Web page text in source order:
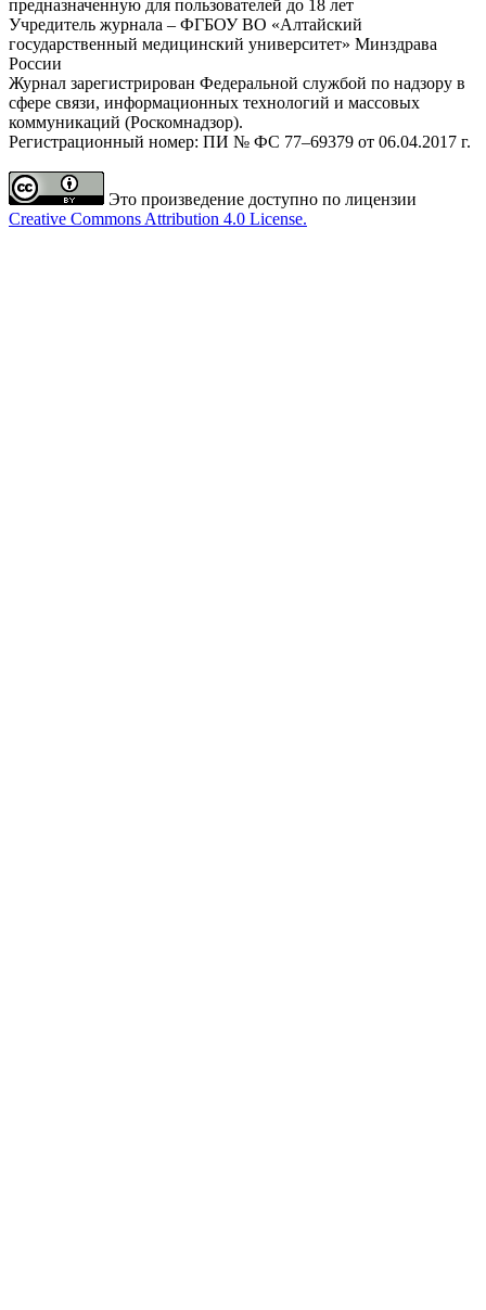
предназначенную для пользователей до 18 лет
Учредитель журнала – ФГБОУ ВО «Алтайский
государственный медицинский университет» Минздрава
России
Журнал зарегистрирован Федеральной службой по надзору в
сфере связи, информационных технологий и массовых
коммуникаций (Роскомнадзор).
Регистрационный номер: ПИ № ФС 77–69379 от 06.04.2017 г.
Это произведение доступно по лицензии
Creative Commons Attribution 4.0 License.